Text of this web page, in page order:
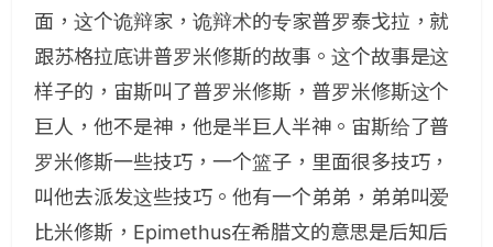
面，这个诡辩家，诡辩术的专家普罗泰戈拉，就
跟苏格拉底讲普罗米修斯的故事。这个故事是这
样子的，宙斯叫了普罗米修斯，普罗米修斯这个
巨人，他不是神，他是半巨人半神。宙斯给了普
罗米修斯一些技巧，一个篮子，里面很多技巧，
叫他去派发这些技巧。他有一个弟弟，弟弟叫爱
比米修斯，Epimethus在希腊文的意思是后知后